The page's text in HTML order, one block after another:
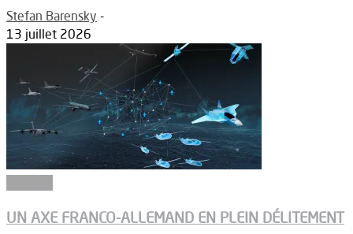
Stefan Barensky -
13 juillet 2026
UN AXE FRANCO-ALLEMAND EN PLEIN DÉLITEMENT